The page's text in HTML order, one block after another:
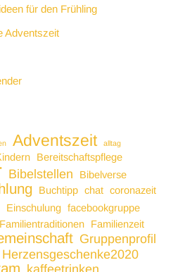
für den Frühling
Adventszeit
Adventszeit alltag
Bereitschaftspflege
Bibelstellen
Bibelverse
Buchtipp chat coronazeit
Einschulung facebookgruppe
Familientraditionen
Familienzeit
Gruppenprofil
Herzensgeschenke2020